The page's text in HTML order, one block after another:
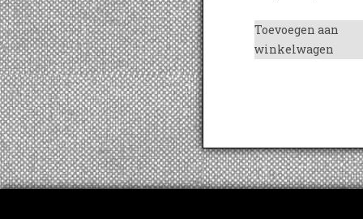
Toevoegen aan
winkelwagen